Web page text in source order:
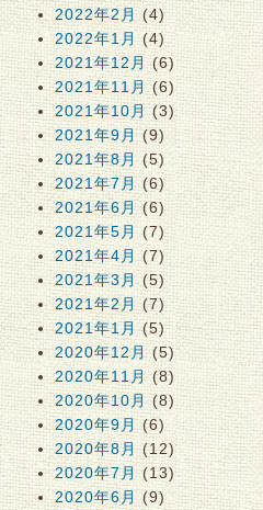
2022年2月(4)
2022年1月
(4)
2021年12月 (6)
2021年11月(6)
2021年10月(3)
2021年9月(9)
2021年8月(5)
2021年7月(6)
2021年6月(6)
2021年5月(7)
2021年4月 (7)
2021年3月(5)
2021年2月(7)
2021年1月(5)
2020年12月 (5)
2020年11月(8)
2020年10月 (8)
2020年9月(6)
2020年8月(12)
2020年7月(13)
2020年6月(9)